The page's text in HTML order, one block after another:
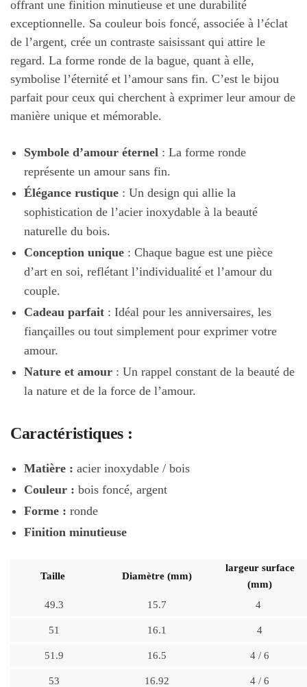
offrant une finition minutieuse et une durabilité
exceptionnelle. Sa couleur bois foncé, associée à l’éclat
de l’argent, crée un contraste saisissant qui attire le
regard. La forme ronde de la bague, quant à elle,
symbolise l’éternité et l’amour sans fin. C’est le bijou
parfait pour ceux qui cherchent à exprimer leur amour de
manière unique et mémorable.
Symbole d’amour éternel : La forme ronde
représente un amour sans fin.
Élégance rustique : Un design qui allie la
sophistication de l’acier inoxydable à la beauté
naturelle du bois.
Conception unique : Chaque bague est une pièce
d’art en soi, reflétant l’individualité et l’amour du
couple.
Cadeau parfait : Idéal pour les anniversaires, les
fiançailles ou tout simplement pour exprimer votre
amour.
Nature et amour : Un rappel constant de la beauté de
la nature et de la force de l’amour.
Caractéristiques :
Matière : acier inoxydable / bois
Couleur : bois foncé, argent
Forme : ronde
Finition minutieuse
Taille Diamètre (mm)
largeur surface
(mm)
49.3
15.7 4
51 16.1 4
51.9 16.5 4 / 6
53 16.92 4 / 6